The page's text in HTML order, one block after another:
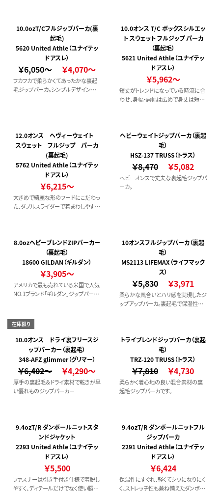
10.0ozT/Cフルジップパーカ(裏
起毛)
5620 United Athle（ユナイテッ
ドアスレ）
￥6,050～ ￥4,070～
フカフカで柔らかくてあったかな裏起
毛ジップパーカ。シンプルデザインな
10.0オンス T/C ボックスシルエッ
ト スウェット フルジップ パーカ
（裏起毛）
5621 United Athle（ユナイテッ
ドアスレ）
￥5,962～
短丈がトレンドになっている時流に合
わせ、身幅・肩幅は広めで身丈は短め
さとあたたかさはお墨付き。ファスナ
ーは上下から開閉でき、シルエット調
節が可能なYKK社製ダブルスライダ
など、ディテールにもしっかりこだわり
ました。
12.0オンス ヘヴィーウェイト
スウェット フルジップ パーカ
(裏起毛)
5762 United Athle（ユナイテッ
ドアスレ）
￥6,215～
大きめで綺麗な形のフードにこだわっ
た、ダブルスライダーで着まわしやすい
ヘビーウェイトジップパーカ（裏起
毛）
HSZ-137 TRUSS（トラス）
￥8,470 ￥5,082
ヘビーオンスで丈夫な裏起毛ジップパ
ーカ。
8.0ozヘビーブレンドZIPパーカー
（裏起毛）
18600 GILDAN（ギルダン）
￥3,905～
アメリカで最も売れている米国で人気
NO.1ブランド「ギルダン」ジップパーカ
こなせます。
10オンスフルジップパーカ（裏起
毛）
MS2113 LIFEMAX（ライフマック
ス）
￥5,830 ￥3,971
柔らかな風合いとハリ感を実現したジ
ップアップパーカ。裏起毛で保湿性も
在庫限り
10.0オンス ドライ裏フリースジ
ップパーカー（裏起毛）
348-AFZ glimmer（グリマー）
￥6,402～ ￥4,290～
厚手の裏起毛＆ドライ素材で乾きが早
い優れものジップパーカー
トライブレンドジップパーカ（裏起
毛）
TRZ-120 TRUSS（トラス）
￥7,810 ￥4,730
柔らかく着心地の良い混合素材の裏
起毛ジップパーカです。
9.4ozT/R ダンボールニットスタ
ンドジャケット
2293 United Athle（ユナイテッ
ドアスレ）
￥5,500
ファスナーは引き手付き仕様で着脱し
やすく、ディテールだけでなく使い勝手
9.4ozT/R ダンボールニットフル
ジップパーカ
2291 United Athle（ユナイテッ
ドアスレ）
￥6,424
保温性にすぐれ、軽くてシワになりにく
く、ストレッチ性も兼ね備えたダンボー